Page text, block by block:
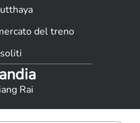
del treno
Rai